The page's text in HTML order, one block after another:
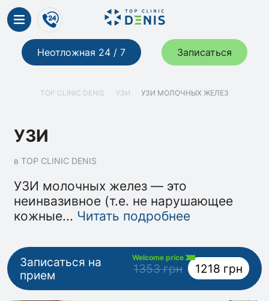
Неотложная 24 / 7 Записаться
TOP CLINIC DENIS УЗИ УЗИ МОЛОЧНЫХ ЖЕЛЕЗ
УЗИ
в TOP CLINIC DENIS
УЗИ молочных желез — это
неинвазивное (т.е. не нарушающее
кожные... Читать подробнее
Записаться на
прием
Welcome price
1353 грн 1218 грн